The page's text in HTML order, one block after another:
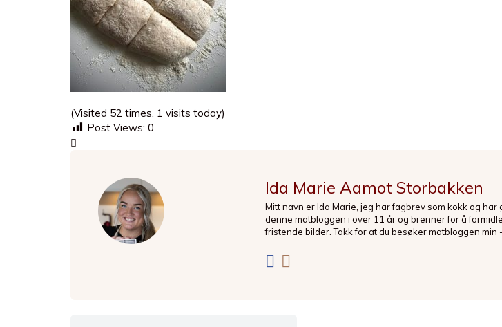
(Visited 52 times, 1 visits today)
Post Views: 0
Ida Marie Aamot Storbakken
Mitt navn er Ida Marie, jeg har fagbrev som kokk og
denne matbloggen i over 11 år og brenner for å
fristende bilder. Takk for at du besøker matbloggen